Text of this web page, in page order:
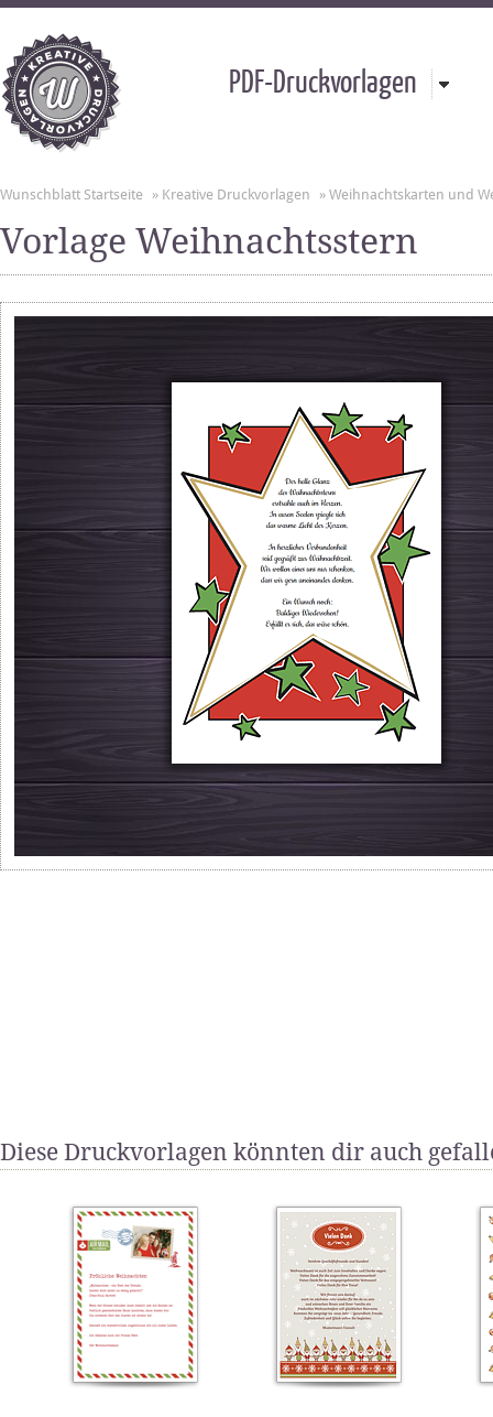
PDF-Druckvorlagen
Wunschblatt Startseite » Kreative Druckvorlagen » Weihnachtskarten und
Vorlage Weihnachtsstern
Diese Druckvorlagen könnten dir auch